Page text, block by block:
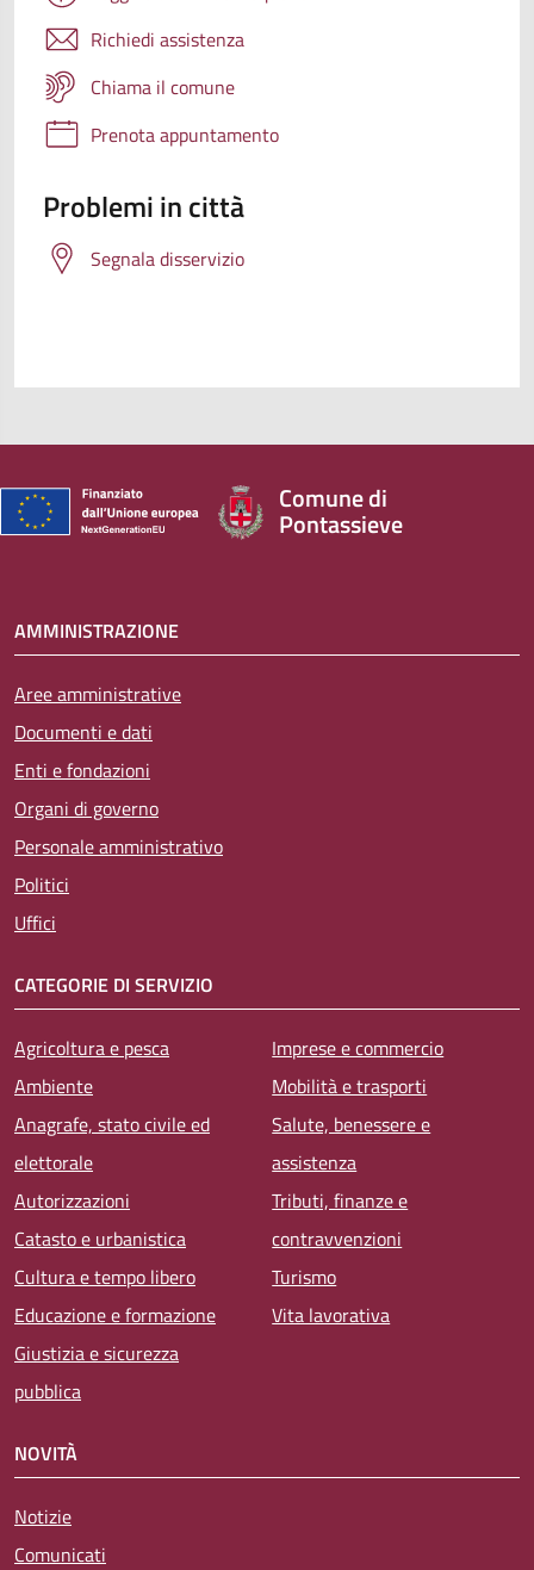
Richiedi assistenza
Chiama il comune
Prenota appuntamento
Problemi in città
Segnala disservizio
Comune di
Pontassieve
AMMINISTRAZIONE
Aree amministrative
Documenti e dati
Enti e fondazioni
Organi di governo
Personale amministrativo
Politici
Uffici
CATEGORIE DI SERVIZIO
Agricoltura e pesca
Ambiente
Anagrafe, stato civile ed
elettorale
Autorizzazioni
Catasto e urbanistica
Cultura e tempo libero
Educazione e formazione
Giustizia e sicurezza
pubblica
Imprese e commercio
Mobilità e trasporti
Salute, benessere e
assistenza
Tributi, finanze e
contravvenzioni
Turismo
Vita lavorativa
NOVITÀ
Notizie
Comunicati